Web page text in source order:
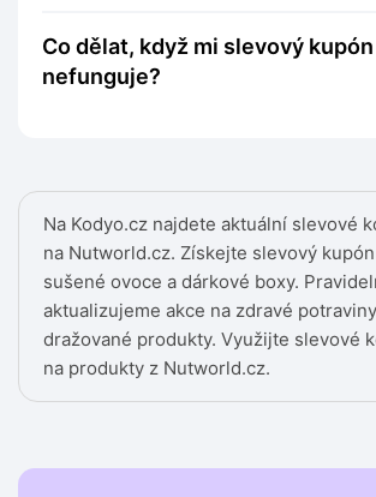
Na Kodyo.cz najdete aktuální slevové
na Nutworld.cz. Získejte slevový
sušené ovoce a dárkové boxy.
aktualizujeme akce na zdravé
dražované produkty. Využijte slevové
na produkty z Nutworld.cz.
Co dělat, když mi slevový kupón
nefunguje?